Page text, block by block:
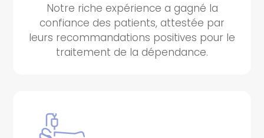
Notre riche expérience a gagné la
confiance des patients, attestée par
leurs recommandations positives pour le
traitement de la dépendance.